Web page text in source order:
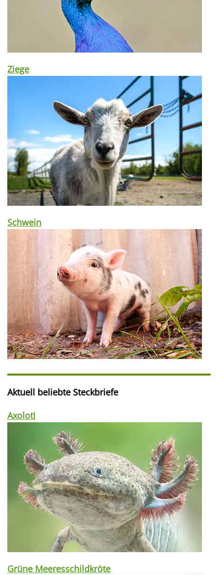
Ziege
Schwein
Aktuell beliebte Steckbriefe
Axolotl
Grüne Meeresschildkröte